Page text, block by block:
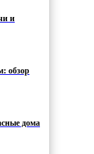
и
обзор
дома